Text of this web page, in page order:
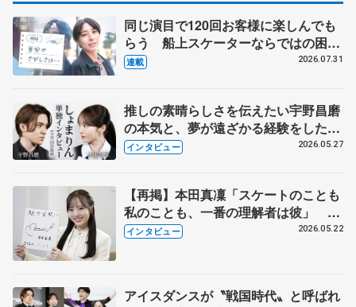
同じ演目で120回お客様に楽しんでも
らう 船上スケーターならではの困難
とは 影響あったPIW前キャプテン松
連載 2026.07.31
推しの素晴らしさを伝えたい宇野昌磨
の本気と、夢が遠ざかる経験をした本
田真凜の覚悟
インタビュー 2026.05.27
【再掲】本田真凜「スケートのことも
私のことも、一番の理解者は彼」 引
退時の単独インタビューで語った競技
インタビュー 2026.05.22
アイスダンスが〝戦国時代〟と呼ばれ